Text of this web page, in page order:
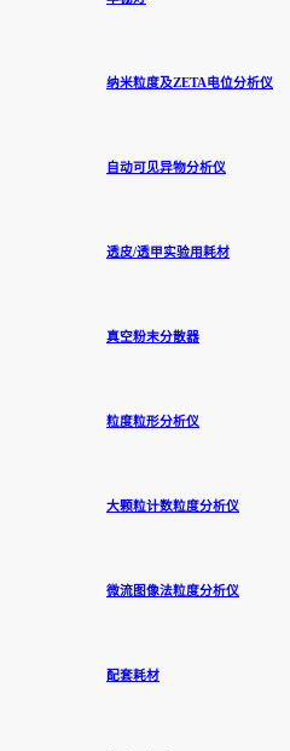
纳米粒度及ZETA电位分析仪
自动可见异物分析仪
透皮/透甲实验用耗材
真空粉末分散器
粒度粒形分析仪
大颗粒计数粒度分析仪
微流图像法粒度分析仪
配套耗材